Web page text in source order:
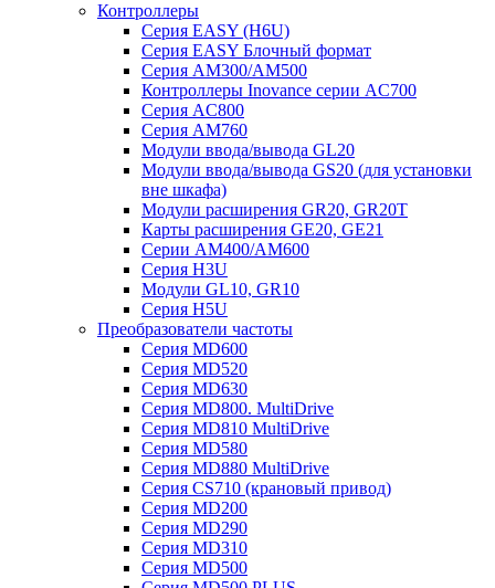
Контроллеры
Серия EASY (H6U)
Серия EASY Блочный формат
Серия AM300/AM500
Контроллеры Inovance серии AC700
Серия AC800
Серия AM760
Модули ввода/вывода GL20
Модули ввода/вывода GS20 (для установки
вне шкафа)
Модули расширения GR20, GR20T
Карты расширения GE20, GE21
Серии AM400/AM600
Серия H3U
Модули GL10, GR10
Серия H5U
Преобразователи частоты
Серия MD600
Серия MD520
Серия MD630
Серия MD800. MultiDrive
Серия MD810 MultiDrive
Серия MD580
Серия MD880 MultiDrive
Серия CS710 (крановый привод)
Серия MD200
Серия MD290
Серия MD310
Серия MD500